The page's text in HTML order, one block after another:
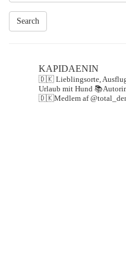
Search
KAPIDAENIN
🇩🇰 Lieblingsorte,
Urlaub mit Hund
🇩🇰Medlem af